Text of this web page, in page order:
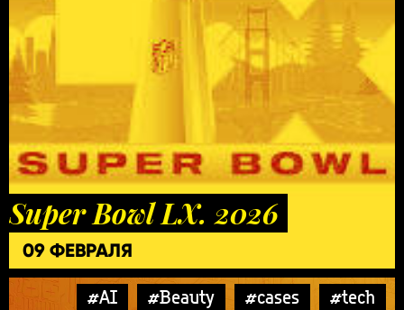
Super Bowl LX. 2026
09 ФЕВРАЛЯ
#AI #Beauty #cases #tech